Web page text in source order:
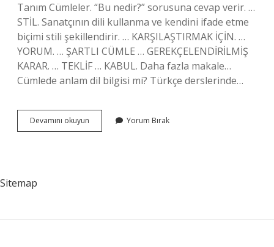
Tanım Cümleler. “Bu nedir?” sorusuna cevap verir. …
STİL. Sanatçının dili kullanma ve kendini ifade etme
biçimi stili şekillendirir. … KARŞILAŞTIRMAK İÇİN. …
YORUM. … ŞARTLI CÜMLE … GEREKÇELENDİRİLMİŞ
KARAR. … TEKLİF … KABUL. Daha fazla makale…
Cümlede anlam dil bilgisi mi? Türkçe derslerinde…
Devamını okuyun Cümlede
Anlam
Yorum Bırak
Sitemap